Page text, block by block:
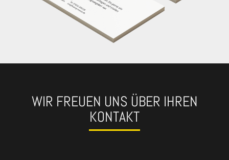
WIR FREUEN UNS ÜBER IHREN
KONTAKT